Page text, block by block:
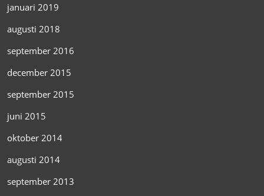
januari 2019
augusti 2018
september 2016
december 2015
september 2015
juni 2015
oktober 2014
augusti 2014
september 2013